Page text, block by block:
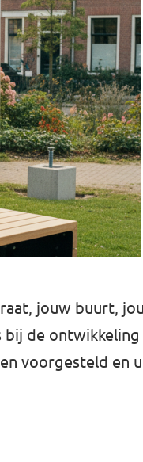
jouw buurt,
de
voorgesteld en